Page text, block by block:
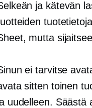
ja kätevän
mutta
ei tarvitse
sitten toinen
uudelleen. Säästä